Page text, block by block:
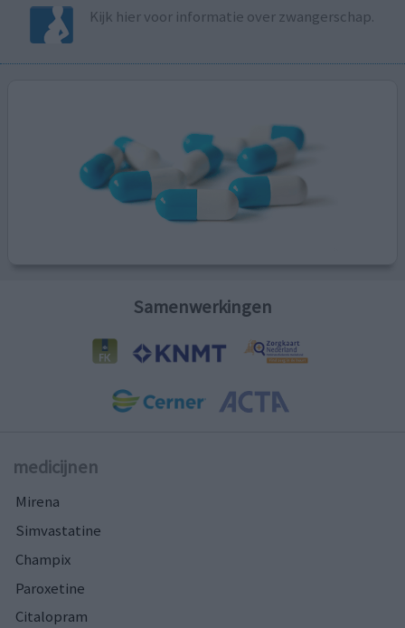
Kijk hier voor informatie over zwangerschap.
Samenwerkingen
medicijnen
Mirena
Simvastatine
Champix
Paroxetine
Citalopram